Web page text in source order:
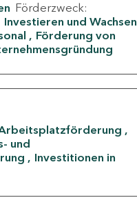
Förderzweck:
Investieren und Wachsen
Förderung von
und
Investitionen in